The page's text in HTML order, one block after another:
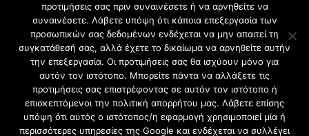
ΕΛΕΓΧΟΣ ΔΙΑΡΡΟΗΣ ΡΕΥΜΑΤΟΣ ΠΕΙΡΑΙΑΣ
ΑΝΤΙΚΑΤΑΣΤΑΣΗ ΗΛΕΚΤΡΟΛΟΓΙΚΟΥ ΠΙΝΑΚΑ
ΠΕΙΡΑΙΑΣ
Ηλεκτρολογικές εργασίες στην Αττική
προτιμήσεις σας πριν συναινέσετε ή να αρνηθείτε να
συναινέσετε. Λάβετε υπόψη ότι κάποια επεξεργασία των
προσωπικών σας δεδομένων ενδέχεται να μην απαιτεί τη
συγκατάθεσή σας, αλλά έχετε το δικαίωμα να αρνηθείτε αυτήν
την επεξεργασία. Οι προτιμήσεις σας θα ισχύουν μόνο για
αυτόν τον ιστότοπο. Μπορείτε πάντα να αλλάξετε τις
προτιμήσεις σας επιστρέφοντας σε αυτόν τον ιστότοπο ή
επισκεπτόμενοι την πολιτική απορρήτου μας. Λάβετε επίσης
υπόψη ότι αυτός ο ιστότοπος/η εφαρμογή χρησιμοποιεί μία ή
περισσότερες υπηρεσίες της Google και ενδέχεται να συλλέγει